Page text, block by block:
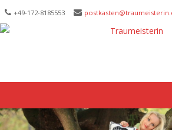
+49-172-­8185553
Skip to content